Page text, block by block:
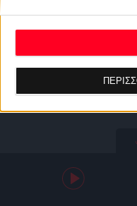
ανακαλέσετε τη
επιστρέφοντας σε αυτόν
κουμπί "Απορρήτου" στο